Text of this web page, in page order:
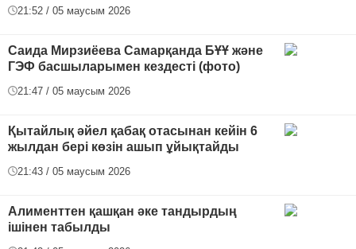
21:52 / 05 маусым 2026
Саида Мирзиёева Самарқанда БҰҰ және
ГЭФ басшыларымен кездесті (фото)
21:47 / 05 маусым 2026
Қытайлық әйел қабақ отасынан кейін 6
жылдан бері көзін ашып ұйықтайды
21:43 / 05 маусым 2026
Алименттен қашқан әке тандырдың
ішінен табылды